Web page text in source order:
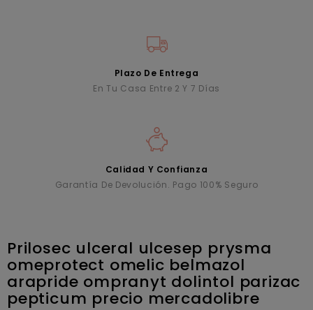
Plazo De Entrega
En Tu Casa Entre 2 Y 7 Días
Calidad Y Confianza
Garantía De Devolución. Pago 100% Seguro
Prilosec ulceral ulcesep prysma
omeprotect omelic belmazol
arapride ompranyt dolintol parizac
pepticum precio mercadolibre